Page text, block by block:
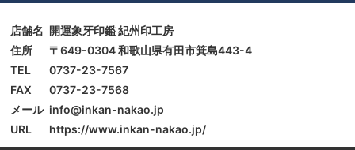
店舗名 開運象牙印鑑 紀州印工房
住所
〒649-0304 和歌山県有田市箕島443-4
TEL
0737-23-7567
FAX
0737-23-7568
メール info@inkan-nakao.jp
URL
https://www.inkan-nakao.jp/